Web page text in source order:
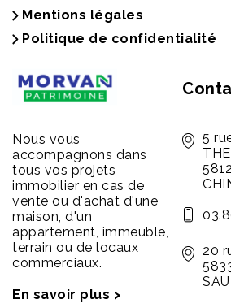
Mentions légales
Politique de confidentialité
Nous vous
accompagnons dans
tous vos projets
immobilier en cas de
vente ou d'achat d'une
maison, d'un
appartement, immeuble,
terrain ou de locaux
commerciaux.
En savoir plus >
5
20